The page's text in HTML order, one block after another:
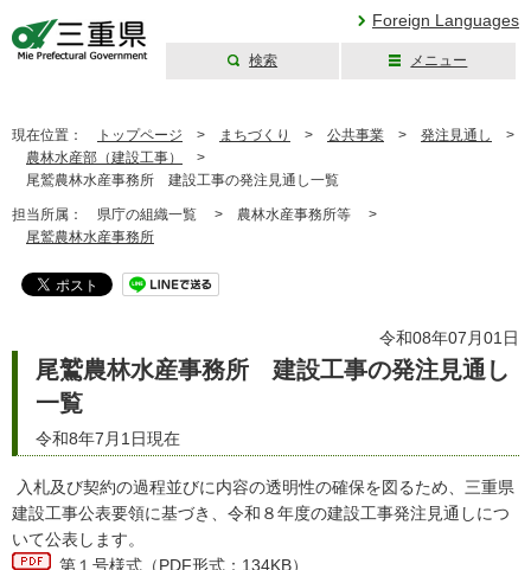
Foreign Languages
検索 メニュー
現在位置： トップページ > まちづくり > 公共事業 > 発注見通し
>
農林水産部（建設工事）
>
尾鷲農林水産事務所 建設工事の発注見通し一覧
担当所属： 県庁の組織一覧 > 農林水産事務所等 >
尾鷲農林水産事務所
令和08年07月01日
尾鷲農林水産事務所 建設工事の発注見通し
一覧
令和8年7月1日現在
入札及び契約の過程並びに内容の透明性の確保を図るため、三重県
建設工事公表要領に基づき、令和８年度の建設工事発注見通しにつ
いて公表します。
第１号様式（PDF形式：134KB）